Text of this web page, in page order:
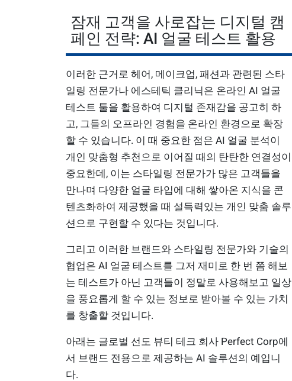
잠재 고객을 사로잡는 디지털 캠
페인 전략: AI 얼굴 테스트 활용
이러한 근거로 헤어, 메이크업, 패션과 관련된 스타
일링 전문가나 에스테틱 클리닉은 온라인 AI 얼굴
테스트 툴을 활용하여 디지털 존재감을 공고히 하
고, 그들의 오프라인 경험을 온라인 환경으로 확장
할 수 있습니다. 이 때 중요한 점은 AI 얼굴 분석이
개인 맞춤형 추천으로 이어질 때의 탄탄한 연결성이
중요한데, 이는 스타일링 전문가가 많은 고객들을
만나며 다양한 얼굴 타입에 대해 쌓아온 지식을 콘
텐츠화하여 제공했을 때 설득력있는 개인 맞춤 솔루
션으로 구현할 수 있다는 것입니다.
그리고 이러한 브랜드와 스타일링 전문가와 기술의
협업은 AI 얼굴 테스트를 그저 재미로 한 번 쯤 해보
는 테스트가 아닌 고객들이 정말로 사용해보고 일상
을 풍요롭게 할 수 있는 정보로 받아볼 수 있는 가치
를 창출할 것입니다.
아래는 글로벌 선도 뷰티 테크 회사 Perfect Corp에
서 브랜드 전용으로 제공하는 AI 솔루션의 예입니
다.